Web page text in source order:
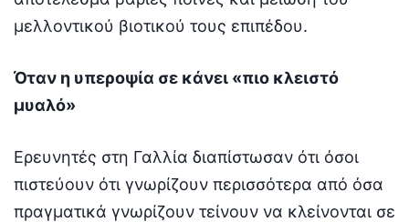
μελλοντικού βιοτικού τους επιπέδου.
Όταν η υπεροψία σε κάνει «πιο κλειστό
μυαλό»
Ερευνητές στη Γαλλία διαπίστωσαν ότι όσοι
πιστεύουν ότι γνωρίζουν περισσότερα από όσα
πραγματικά γνωρίζουν τείνουν να κλείνονται σε